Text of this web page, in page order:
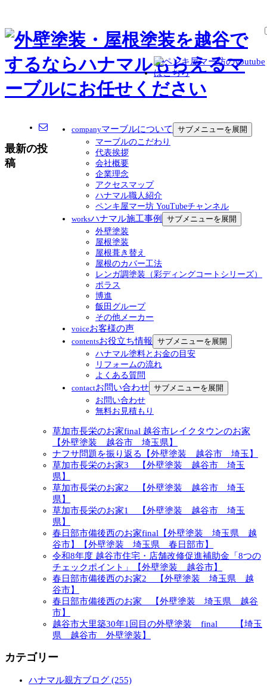
companyマーブルについて
サブメニューを展開
マーブルのこだわり
代表挨拶
会社概要
企業理念
アクセスマップ
ハナマル職人紹介
ペンキ屋マー坊 YouTubeチャンネル
worksハナマル施工事例
サブメニューを展開
外壁塗装
屋根塗装
屋根葺き替え
屋根のカバー工法
レンガ調塗装（彩ディングコートシリーズ）
ポラス
博進
飯田グループ
その他メーカー
voiceお客様の声
contentsお役立ち情報 サブメニューを展開
ハナマル塗料とお金の目安
リフォームの流れ
よくある質問
contactお問い合わせ サブメニューを展開
お問い合わせ
無料お見積もり
最新の投
稿
草加市長栄のお家final 越谷市レイクタウンのお家
【外壁塗装 越谷市 埼玉県】
ナフサ問題を振り返る【外壁塗装 越谷市 埼玉】
草加市長栄のお家3 【外壁塗装 越谷市 埼玉
県】
草加市長栄のお家2 【外壁塗装 越谷市 埼玉
県】
草加市長栄のお家1 【外壁塗装 越谷市 埼玉
県】
春日部市備後西のお家final【外壁塗装 埼玉県 越
谷市】【外壁塗装 埼玉県 春日部市】
令和8年度 越谷市住宅・店舗改修促進補助金「8つの
チェックポイント」【外壁塗装 越谷市】
春日部市備後西のお家2 【外壁塗装 埼玉県 越
谷市】
春日部市備後西のお家 【外壁塗装 埼玉県 越谷
市】
越谷市大里築30年1回目の外壁塗装 final 【埼玉
県 越谷市 外壁塗装】
カテゴリー
ハナマル親方ブログ (255)